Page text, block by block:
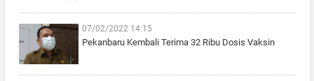
07/02/2022 14:15
Pekanbaru Kembali Terima 32 Ribu Dosis Vaksin